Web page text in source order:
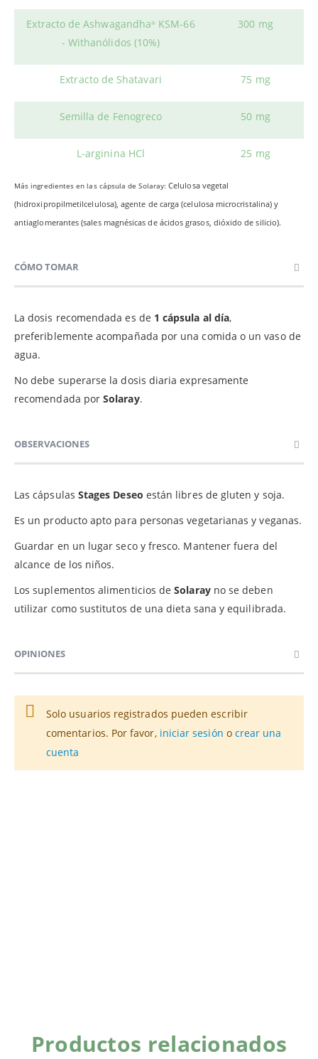
Extracto de Ashwagandha® KSM-66
- Withanólidos (10%)
300 mg
Extracto de Shatavari 75 mg
Semilla de Fenogreco 50 mg
L-arginina HCl 25 mg
Más ingredientes en las cápsula de Solaray:Celulosa vegetal
(hidroxipropilmetilcelulosa), agente de carga (celulosa microcristalina) y
antiaglomerantes (sales magnésicas de ácidos grasos, dióxido de silicio).
CÓMO TOMAR
La dosis recomendada es de 1 cápsula al día,
preferiblemente acompañada por una comida o un vaso de
agua.
No debe superarse la dosis diaria expresamente
recomendada porSolaray.
OBSERVACIONES
Las cápsulas Stages Deseo están libres de gluten y soja.
Es un producto apto para personas vegetarianas y veganas.
Guardar en un lugar seco y fresco. Mantener fuera del
alcance de los niños.
Los suplementos alimenticios deSolarayno se deben
utilizar como sustitutos de una dieta sana y equilibrada.
OPINIONES
Solo usuarios registrados pueden escribir
comentarios. Por favor, iniciar sesión o crear una
cuenta
Productos relacionados